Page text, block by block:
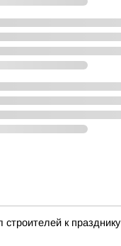
строителей к празднику